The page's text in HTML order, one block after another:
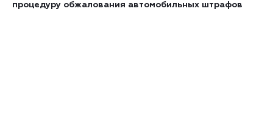
процедуру обжалования автомобильных штрафов